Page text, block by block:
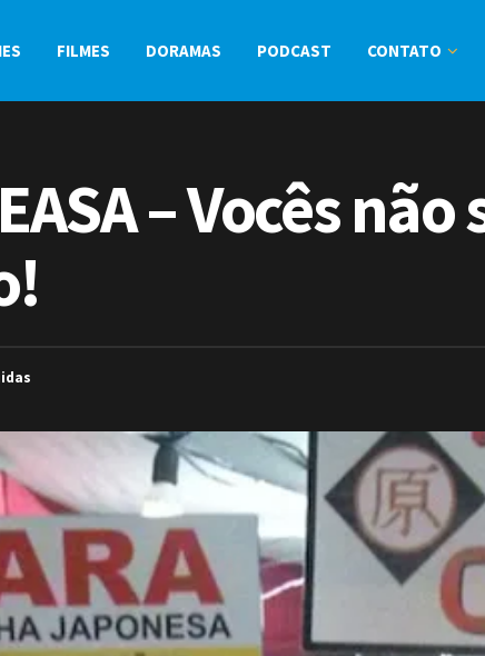
FILMES DORAMAS PODCAST CONTATO
– Vocês